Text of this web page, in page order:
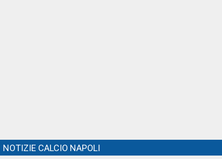
NOTIZIE CALCIO NAPOLI